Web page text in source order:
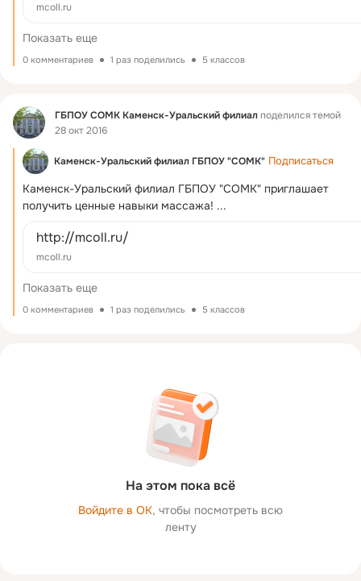
mcoll.ru
Показать еще
0 комментариев 1 раз поделились 5 классов
Фид ГБПОУ СОМК Каменск-Уральский филиалподелился темой
28 окт 2016
Каменск-Уральский филиал ГБПОУ "СОМК" Подписаться
Каменск-Уральский филиал ГБПОУ "СОМК" приглашает
получить ценные навыки массажа! ...
http://mcoll.ru/
mcoll.ru
Показать еще
0 комментариев 1 раз поделились 5 классов
На этом пока всё
Войдите в ОК, чтобы посмотреть всю
ленту